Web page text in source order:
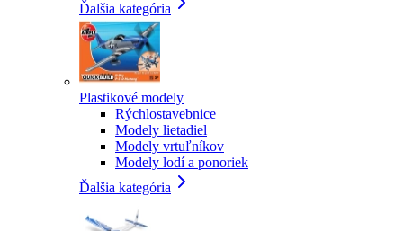
Ďalšia kategória
Plastikové modely
Rýchlostavebnice
Modely lietadiel
Modely vrtuľníkov
Modely lodí a ponoriek
Ďalšia kategória